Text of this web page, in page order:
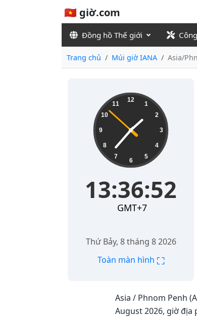
🇻🇳 giờ.com
Đồng hồ Thế giới
Trang chủ Múi giờ IANA Asia/
13:36:53 12
1
2
3
4
5
6
7
8
9
10
11
13:36:53
GMT+7
Thứ Bảy, 8 tháng 8 2026
Toàn màn hình ⛶
Asia / Phnom Penh
August 2026, giờ địa